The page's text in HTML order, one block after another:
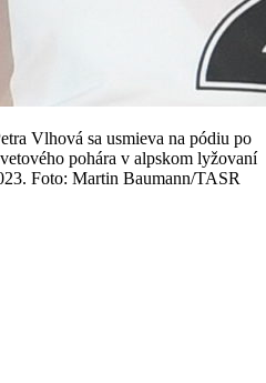
Vlhová sa usmieva na pódiu po
pohára v alpskom lyžovaní
Foto: Martin Baumann/TASR